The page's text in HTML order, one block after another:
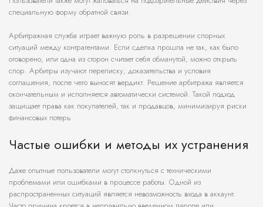
специальную форму обратной связи.
Арбитражная служба играет важную роль в разрешении спорных
ситуаций между контрагентами. Если сделка прошла не так, как было
оговорено, или одна из сторон считает себя обманутой, можно открыть
спор. Арбитры изучают переписку, доказательства и условия
соглашения, после чего выносят вердикт. Решение арбитража является
окончательным и исполняется автоматически системой. Такой подход
защищает права как покупателей, так и продавцов, минимизируя риски
финансовых потерь.
Частые ошибки и методы их устранения
Даже опытные пользователи могут столкнуться с техническими
проблемами или ошибками в процессе работы. Одной из
распространенных ситуаций является невозможность входа в аккаунт.